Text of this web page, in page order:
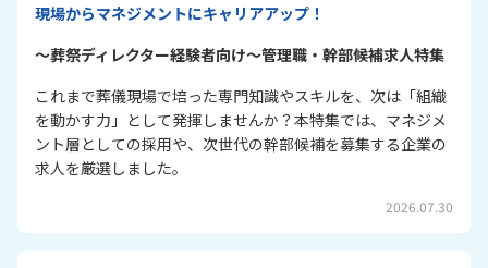
現場からマネジメントにキャリアアップ！
～葬祭ディレクター経験者向け～管理職・幹部候補求人特集
これまで葬儀現場で培った専門知識やスキルを、次は「組織
を動かす力」として発揮しませんか？本特集では、マネジメ
ント層としての採用や、次世代の幹部候補を募集する企業の
求人を厳選しました。
2026.07.30